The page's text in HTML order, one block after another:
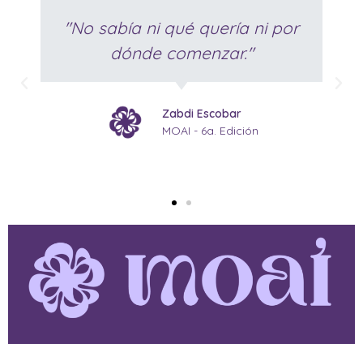
"No sabía ni qué quería ni por
dónde comenzar."
Zabdi Escobar
MOAI - 6a. Edición